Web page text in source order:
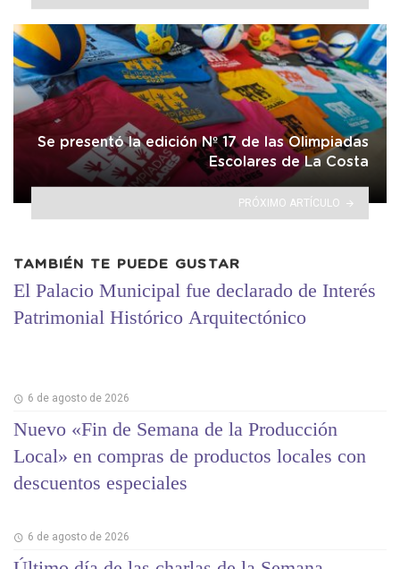
Se presentó la edición Nº 17 de las Olimpiadas
Escolares de La Costa
PRÓXIMO ARTÍCULO
TAMBIÉN TE PUEDE GUSTAR
El Palacio Municipal fue declarado de Interés
Patrimonial Histórico Arquitectónico
6 de agosto de 2026
Nuevo «Fin de Semana de la Producción
Local» en compras de productos locales con
descuentos especiales
6 de agosto de 2026